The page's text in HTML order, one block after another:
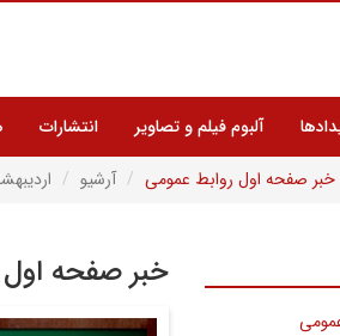
آلبوم فیلم و تصاویر انتشارات
خبر صفحه اول روابط عمومی آرشیو اردیبهشت
خبر صفحه اول